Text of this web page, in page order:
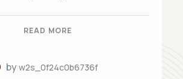
READ MORE
byw2s_0f24c0b6736f